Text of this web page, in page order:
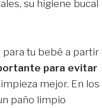
su higiene bucal
para tu bebé a partir
para evitar
mejor. En los
paño limpio